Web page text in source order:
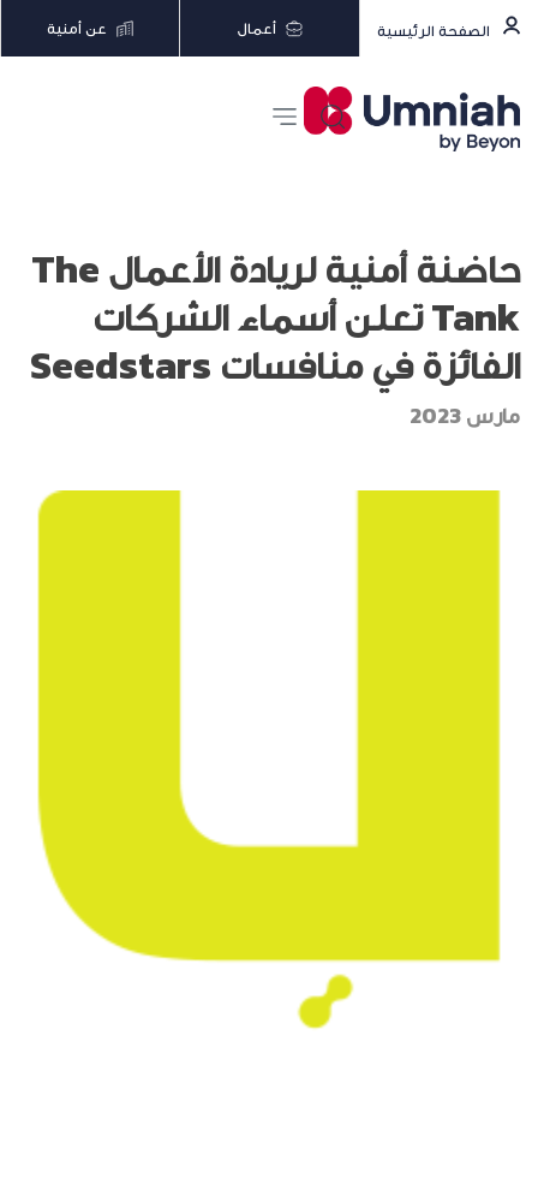
الصفحة الرئيسية أعمال عن أمنية
حاضنة أمنية لريادة الأعمال The
Tank تعلن أسماء الشركات
الفائزة في منافسات Seedstars
مارس 2023